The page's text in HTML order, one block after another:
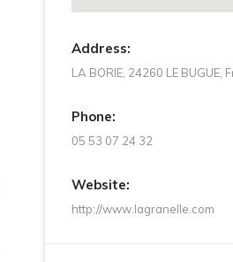
Address:
LA BORIE, 24260 LE BUGUE,
Phone:
05 53 07 24 32
Website:
http://www.lagranelle.com